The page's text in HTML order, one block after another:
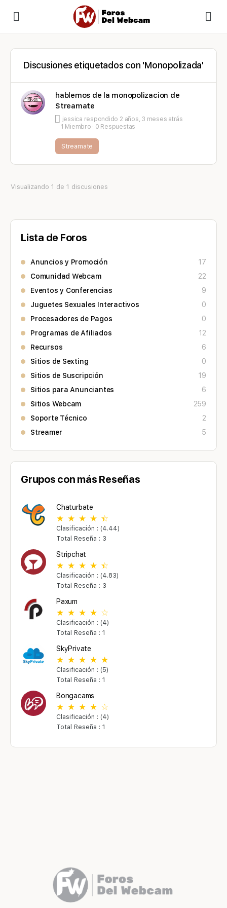
Discusiones etiquetados con 'Monopolizada'
hablemos de la monopolizacion de
Streamate
jessica respondido 2 años, 3 meses atrás
1 Miembro · 0 Respuestas
Streamate
Visualizando 1 de 1 discusiones
Lista de Foros
Anuncios y Promoción
17
Comunidad Webcam
22
Eventos y Conferencias
9
Juguetes Sexuales Interactivos
0
Procesadores de Pagos
0
Programas de Afiliados
12
Recursos
6
Sitios de Sexting
0
Sitios de Suscripción
19
Sitios para Anunciantes
6
Sitios Webcam
259
Soporte Técnico
2
Streamer
5
Grupos con más Reseñas
Chaturbate
Clasificación : (4.44)
Total Reseña : 3
Stripchat
Clasificación : (4.83)
Total Reseña : 3
Paxum
Clasificación : (4)
Total Reseña : 1
SkyPrivate
Clasificación : (5)
Total Reseña : 1
Bongacams
Clasificación : (4)
Total Reseña : 1